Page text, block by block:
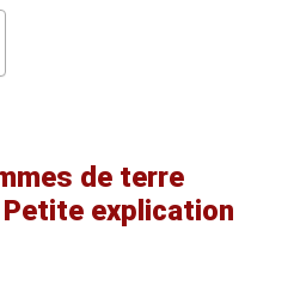
de terre
explication